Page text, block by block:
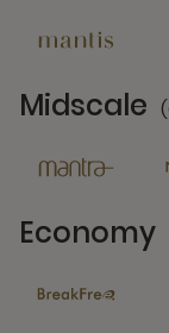
Midscale
Economy